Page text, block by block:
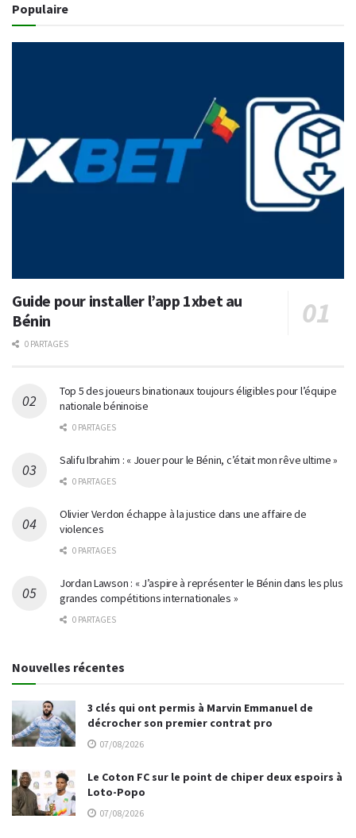
Populaire
Guide pour installer l’app 1xbet au
Bénin
0 PARTAGES
Top 5 des joueurs binationaux toujours éligibles pour l’équipe
nationale béninoise
0 PARTAGES
Salifu Ibrahim : « Jouer pour le Bénin, c’était mon rêve ultime »
0 PARTAGES
Olivier Verdon échappe à la justice dans une affaire de
violences
0 PARTAGES
Jordan Lawson : « J’aspire à représenter le Bénin dans les plus
grandes compétitions internationales »
0 PARTAGES
Nouvelles récentes
3 clés qui ont permis à Marvin Emmanuel de
décrocher son premier contrat pro
07/08/2026
Le Coton FC sur le point de chiper deux espoirs à
Loto-Popo
07/08/2026